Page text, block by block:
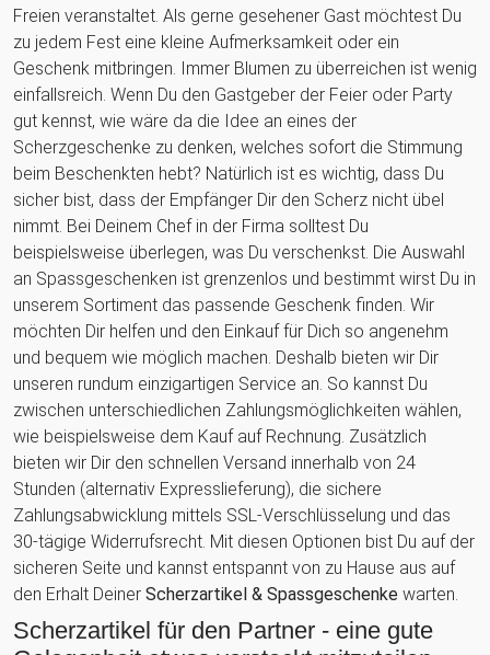
Freien veranstaltet. Als gerne gesehener Gast möchtest Du
zu jedem Fest eine kleine Aufmerksamkeit oder ein
Geschenk mitbringen. Immer Blumen zu überreichen ist wenig
einfallsreich. Wenn Du den Gastgeber der Feier oder Party
gut kennst, wie wäre da die Idee an eines der
Scherzgeschenke zu denken, welches sofort die Stimmung
beim Beschenkten hebt? Natürlich ist es wichtig, dass Du
sicher bist, dass der Empfänger Dir den Scherz nicht übel
nimmt. Bei Deinem Chef in der Firma solltest Du
beispielsweise überlegen, was Du verschenkst. Die Auswahl
an Spassgeschenken ist grenzenlos und bestimmt wirst Du in
unserem Sortiment das passende Geschenk finden. Wir
möchten Dir helfen und den Einkauf für Dich so angenehm
und bequem wie möglich machen. Deshalb bieten wir Dir
unseren rundum einzigartigen Service an. So kannst Du
zwischen unterschiedlichen Zahlungsmöglichkeiten wählen,
wie beispielsweise dem Kauf auf Rechnung. Zusätzlich
bieten wir Dir den schnellen Versand innerhalb von 24
Stunden (alternativ Expresslieferung), die sichere
Zahlungsabwicklung mittels SSL-Verschlüsselung und das
30-tägige Widerrufsrecht. Mit diesen Optionen bist Du auf der
sicheren Seite und kannst entspannt von zu Hause aus auf
den Erhalt Deiner Scherzartikel & Spassgeschenke warten.
Scherzartikel für den Partner - eine gute